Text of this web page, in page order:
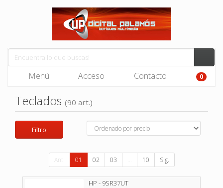
Menú Acceso Contacto 0
Teclados (90 art.)
Filtro
Ant. 01 02 03 ... 10 Sig.
HP - 9SR37UT